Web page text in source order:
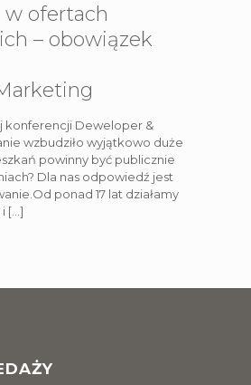
w ofertach
– obowiązek
konferencji Deweloper &
wzbudziło wyjątkowo duże
powinny być publicznie
Dla nas odpowiedź jest
ponad 17 lat działamy
i […]